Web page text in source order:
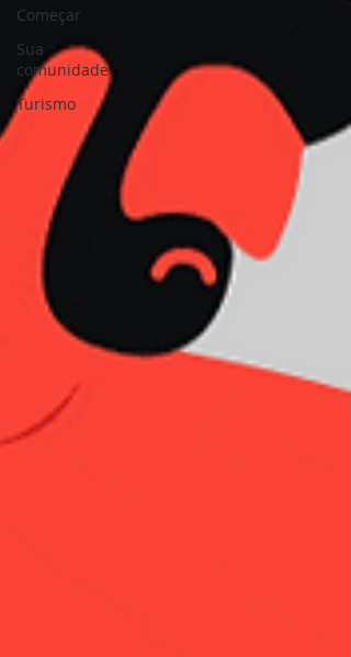
Começar
Sua
comunidade
Turismo